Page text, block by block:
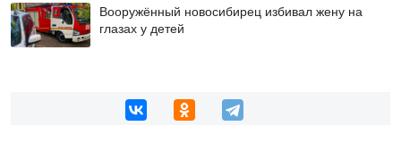
Вооружённый новосибирец избивал жену на
глазах у детей